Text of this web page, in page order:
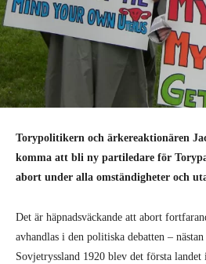
Torypolitikern och ärkereaktionären
komma att bli ny partiledare för
abort under alla omständigheter och
Det är häpnadsväckande att abort
avhandlas i den politiska debatten –
Sovjetryssland 1920 blev det första